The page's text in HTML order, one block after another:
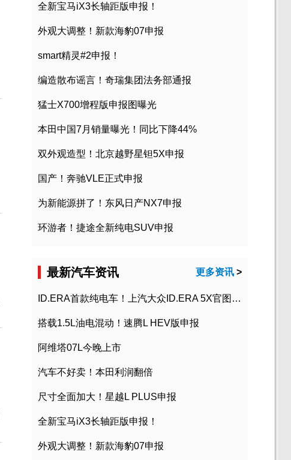
全新宝马iX3长轴距版申报！
外观大调整！新款海豹07申报
smart精灵#2申报！
编造散布谣言！奇瑞集团法务部通报
猛士X700增程版申报图曝光
本田中国7月销量曝光！同比下降44%
双外观造型！北京越野星钽5X申报
国产！奔驰VLE正式申报
为新能源拼了！东风日产NX7申报
环游者！捷途全新纯电SUV申报
最新汽车资讯 更多资讯 >
ID.ERA首款纯电车！上汽大众ID.ERA 5X官图发布
搭载1.5L油电混动！速腾L HEV版申报
阿维塔07L今晚上市
汽车不好卖！本田利润翻倍
尺寸全面加大！星越L PLUS申报
全新宝马iX3长轴距版申报！
外观大调整！新款海豹07申报